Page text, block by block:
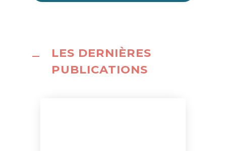
LES DERNIÈRES
PUBLICATIONS